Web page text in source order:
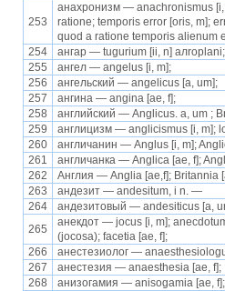
253
анахронизм — anachronismus
ratione; temporis error [oris, m];
quod a ratione temporis alienum
254
ангар — tugurium [ii, n] aлroplani;
255
ангел — angelus [i, m];
256
ангельский — angelicus [a, um];
257
ангина — angina [ae, f];
258
английский — Anglicus. a, um ;
259
англицизм — anglicismus [i, m];
260
англичанин — Anglus [i, m];
261
англичанка — Anglica [ae, f];
262
Англия — Anglia [ae,f]; Britannia
263
андезит — andesitum, i n. —
264
андезитовый — andesiticus [a,
265
анекдот — jocus [i, m];
(jocosa); facetia [ae, f];
266
анестезиолог —
267
анестезия — anaesthesia [ae, f];
268
анизогамия — anisogamia [ae, f];